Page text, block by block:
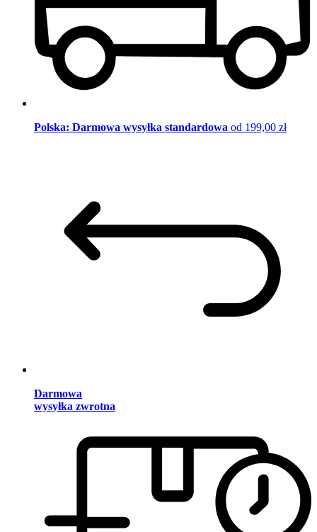
Polska: Darmowa wysyłka standardowa od 199,00 zł
Darmowa
wysyłka zwrotna